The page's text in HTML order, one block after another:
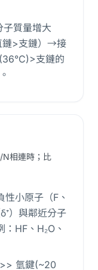
質量增大
鏈>支鏈）→接
支鏈的
N相連時；比
小原子（F、
）與鄰近分子
HF、H₂O、
氫鍵(~20